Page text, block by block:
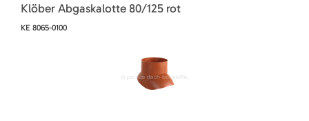
Klöber Abgaskalotte 80/125 rot
KE 8065-0100